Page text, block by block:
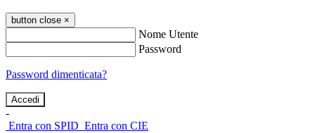
button close ×
Nome Utente
Password
Password dimenticata?
-
Entra con SPID Entra con CIE